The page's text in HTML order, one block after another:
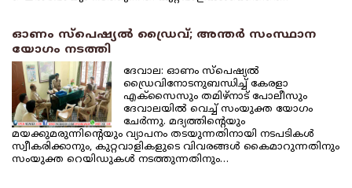
ഓണം സ്‌പെഷ്യല്‍ ഡ്രൈവ്; അന്തര്‍ സംസ്ഥാന
യോഗം നടത്തി
ദേവാല: ഓണം സ്‌പെഷ്യല്‍
ഡ്രൈവിനോടനുബന്ധിച്ച് കേരളാ
എക്‌സൈസും തമിഴ്‌നാട് പോലീസും
ദേവാലയില്‍ വെച്ച് സംയുക്ത യോഗം
ചേര്‍ന്നു. മദ്യത്തിന്റെയും
മയക്കുമരുന്നിന്റെയും വ്യാപനം തടയുന്നതിനായി നടപടികള്‍
സ്വീകരിക്കാനും, കുറ്റവാളികളുടെ വിവരങ്ങള്‍ കൈമാറുന്നതിനും
സംയുക്ത റെയിഡുകള്‍ നടത്തുന്നതിനും…